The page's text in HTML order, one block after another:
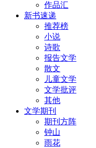
作品汇
新书速递
推荐榜
小说
诗歌
报告文学
散文
儿童文学
文学批评
其他
文学期刊
期刊方阵
钟山
雨花